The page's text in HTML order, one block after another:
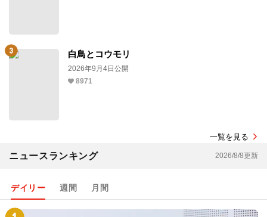
白鳥とコウモリ
2026年9月4日公開
8971
一覧を見る
ニュースランキング 2026/8/8更新
デイリー 週間 月間